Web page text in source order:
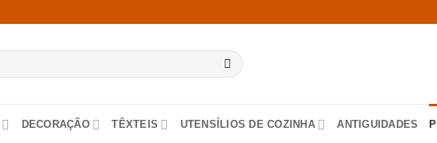
DECORAÇÃO TÊXTEIS UTENSÍLIOS DE COZINHA ANTIGUIDADES